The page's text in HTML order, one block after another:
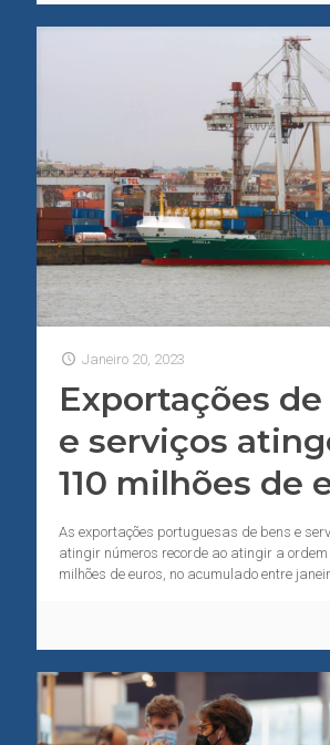
Janeiro 20, 2023
Exportações
e serviços
110 milhões de
As exportações portuguesas de bens e
atingir números recorde ao atingir a
milhões de euros, no acumulado entre